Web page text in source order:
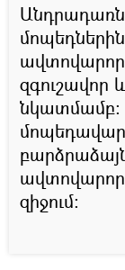
զգուշավոր
նկատմամբ։
զիջում։